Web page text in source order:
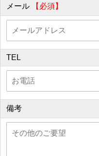
メール 【必須】
TEL
備考